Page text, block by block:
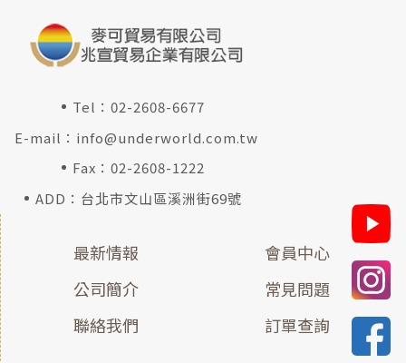
Tel：02-2608-6677
E-mail： info@underworld.com.tw
Fax：02-2608-1222
ADD：台北市文山區溪洲街69號
最新情報
公司簡介
聯絡我們
會員中心
常見問題
訂單查詢